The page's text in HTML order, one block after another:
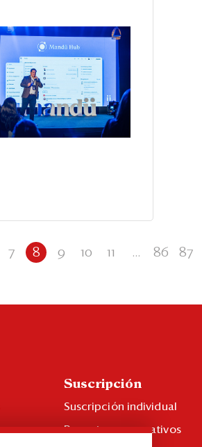
7 8 9 10 11 ... 86 87
Suscripción
Suscripción individual
Paquetes corporativos